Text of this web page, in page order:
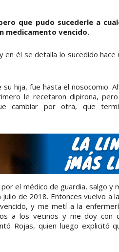
que pudo sucederle a
medicamento vencido.
él se detalla lo sucedido hace
hija, fue hasta el nosocomio.
le recetaron dipirona,
cambiar por otra, que
el médico de guardia, salgo y
de 2018. Entonces vuelvo a
y me metí a la
a los vecinos y me doy con
Rojas, quien luego explicitó